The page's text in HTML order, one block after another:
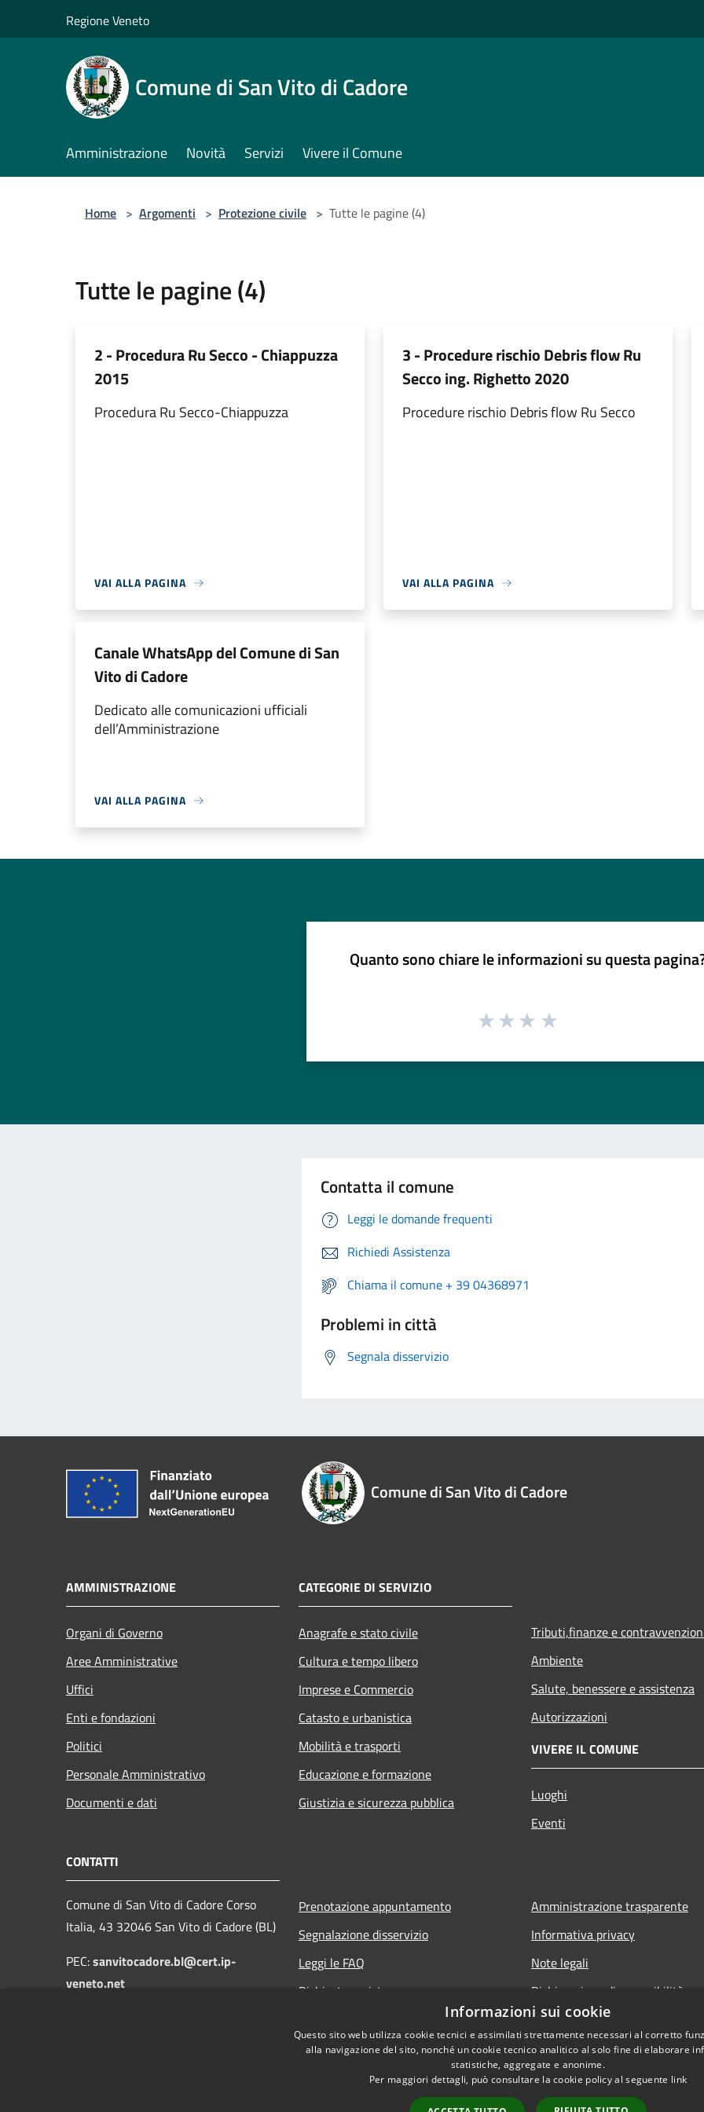
Regione Veneto
Comune di San Vito di Cadore
Amministrazione Novità Servizi Vivere il Comune
Home > Argomenti > Protezione civile > Tutte le pagine (4)
Tutte le pagine (4)
2 - Procedura Ru Secco - Chiappuzza
2015
Procedura Ru Secco-Chiappuzza
VAI ALLA PAGINA
3 - Procedure rischio Debris flow Ru
Secco ing. Righetto 2020
Procedure rischio Debris flow Ru Secco
VAI ALLA PAGINA
Canale WhatsApp del Comune di San
Vito di Cadore
Dedicato alle comunicazioni ufficiali
dell’Amministrazione
VAI ALLA PAGINA
Quanto sono chiare le informazioni su questa
Contatta il comune
Leggi le domande frequenti
Richiedi Assistenza
Chiama il comune + 39 04368971
Problemi in città
Segnala disservizio
Comune di San Vito di Cadore
AMMINISTRAZIONE
Organi di Governo
Aree Amministrative
Uffici
Enti e fondazioni
Politici
Personale Amministrativo
Documenti e dati
CATEGORIE DI SERVIZIO
Anagrafe e stato civile
Cultura e tempo libero
Imprese e Commercio
Catasto e urbanistica
Mobilità e trasporti
Educazione e formazione
Giustizia e sicurezza pubblica
Tributi,finanze e
Ambiente
Salute, benessere e assistenza
Autorizzazioni
VIVERE IL COMUNE
Luoghi
Eventi
CONTATTI
Comune di San Vito di Cadore Corso
Italia, 43 32046 San Vito di Cadore (BL)
PEC:sanvitocadore.bl@cert.ip-
veneto.net
Prenotazione appuntamento
Segnalazione disservizio
Leggi le FAQ
Richiesta assistenza
Amministrazione trasparente
Informativa privacy
Note legali
Dichiarazione di accessibilità
Informazioni sui cookie
Questo sito web utilizza cookie tecnici e assimilati strettamente necessari al corretto
alla navigazione del sito, nonché un cookie tecnico analitico al solo fine di elaborare
statistiche, aggregate e anonime.
Per maggiori dettagli, può consultare la cookie policy al seguente link